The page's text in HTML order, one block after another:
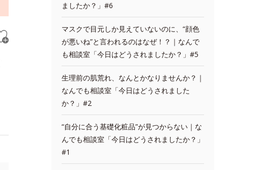
ましたか？」#6
マスクで目元しか見えていないのに、“顔色
が悪いね”と言われるのはなぜ！？｜なんで
も相談室「今日はどうされましたか？」#5
生理前の肌荒れ、なんとかなりませんか？｜
なんでも相談室「今日はどうされました
か？」#2
“自分に合う基礎化粧品”が見つからない｜な
んでも相談室「今日はどうされましたか？」
#1